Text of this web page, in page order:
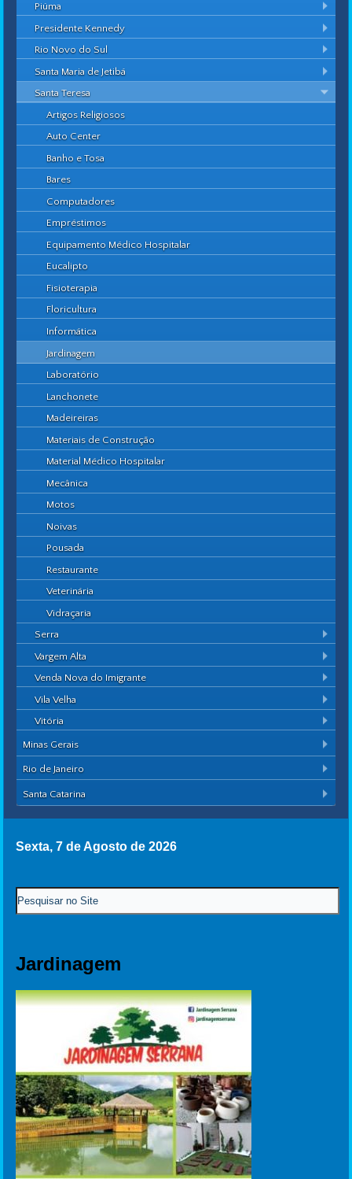
Piúma
Presidente Kennedy
Rio Novo do Sul
Santa Maria de Jetibá
Santa Teresa
Artigos Religiosos
Auto Center
Banho e Tosa
Bares
Computadores
Empréstimos
Equipamento Médico Hospitalar
Eucalipto
Fisioterapia
Floricultura
Informática
Jardinagem
Laboratório
Lanchonete
Madeireiras
Materiais de Construção
Material Médico Hospitalar
Mecânica
Motos
Noivas
Pousada
Restaurante
Veterinária
Vidraçaria
Serra
Vargem Alta
Venda Nova do Imigrante
Vila Velha
Vitória
Minas Gerais
Rio de Janeiro
Santa Catarina
Sexta, 7 de Agosto de 2026
Jardinagem